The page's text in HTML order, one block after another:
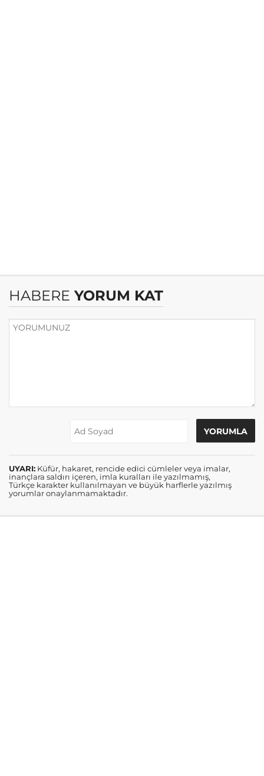
HABERE YORUM KAT
UYARI: Küfür, hakaret, rencide edici cümleler veya imalar,
inançlara saldırı içeren, imla kuralları ile yazılmamış,
Türkçe karakter kullanılmayan ve büyük harflerle yazılmış
yorumlar onaylanmamaktadır.